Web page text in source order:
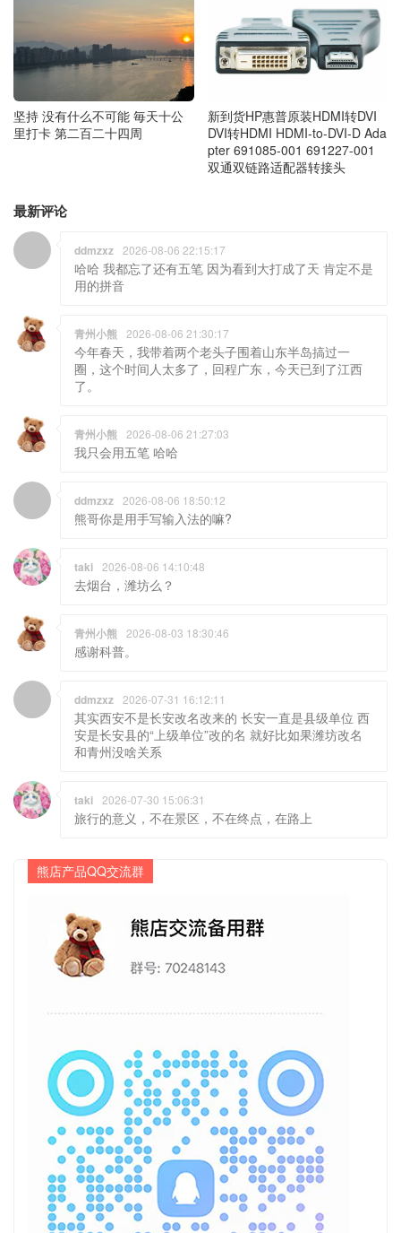
坚持 没有什么不可能 毎天十公
里打卡 第二百二十四周
新到货HP惠普原装HDMI转DVI
DVI转HDMI HDMI-to-DVI-D Ada
pter 691085-001 691227-001
双通双链路适配器转接头
最新评论
ddmzxz 2026-08-06 22:15:17
哈哈 我都忘了还有五笔 因为看到大打成了天 肯定不是
用的拼音
青州小熊 2026-08-06 21:30:17
今年春天，我带着两个老头子围着山东半岛搞过一
圈，这个时间人太多了，回程广东，今天已到了江西
了。
青州小熊 2026-08-06 21:27:03
我只会用五笔 哈哈
ddmzxz 2026-08-06 18:50:12
熊哥你是用手写输入法的嘛?
taki 2026-08-06 14:10:48
去烟台，潍坊么？
青州小熊 2026-08-03 18:30:46
感谢科普。
ddmzxz 2026-07-31 16:12:11
其实西安不是长安改名改来的 长安一直是县级单位 西
安是长安县的“上级单位”改的名 就好比如果潍坊改名
和青州没啥关系
taki 2026-07-30 15:06:31
旅行的意义，不在景区，不在终点，在路上
熊店产品QQ交流群